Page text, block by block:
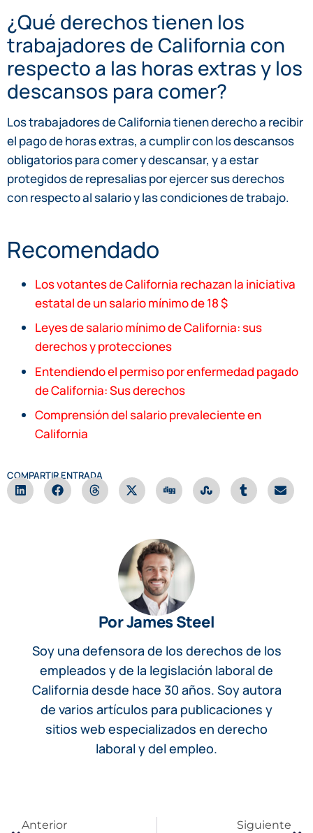
¿Qué derechos tienen los
trabajadores de California con
respecto a las horas extras y los
descansos para comer?
Los trabajadores de California tienen derecho a recibir
el pago de horas extras, a cumplir con los descansos
obligatorios para comer y descansar, y a estar
protegidos de represalias por ejercer sus derechos
con respecto al salario y las condiciones de trabajo.
Recomendado
Los votantes de California rechazan la iniciativa
estatal de un salario mínimo de 18 $
Leyes de salario mínimo de California: sus
derechos y protecciones
Entendiendo el permiso por enfermedad pagado
de California: Sus derechos
Comprensión del salario prevaleciente en
California
COMPARTIR ENTRADA
Por James Steel
Soy una defensora de los derechos de los
empleados y de la legislación laboral de
California desde hace 30 años. Soy autora
de varios artículos para publicaciones y
sitios web especializados en derecho
laboral y del empleo.
Anterior Siguiente